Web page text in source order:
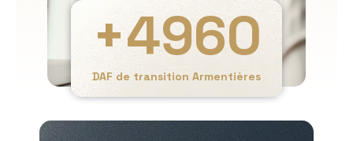
DAF de transition Armentières
+4960